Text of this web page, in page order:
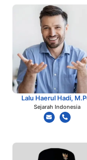
Lalu Haerul Hadi,
Sejarah Indonesia